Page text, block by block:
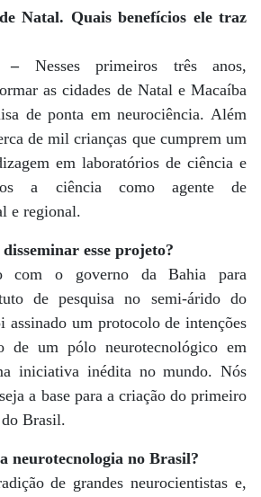
Natal. Quais benefícios ele traz
–Nesses primeiros três anos,
as cidades de Natal e Macaíba
de ponta em neurociência. Além
de mil crianças que cumprem um
em laboratórios de ciência e
a ciência como agente de
e regional.
esse projeto?
com o governo da Bahia para
de pesquisa no semi-árido do
assinado um protocolo de intenções
de um pólo neurotecnológico em
iniciativa inédita no mundo. Nós
a base para a criação do primeiro
Brasil.
neurotecnologia no Brasil?
de grandes neurocientistas e,